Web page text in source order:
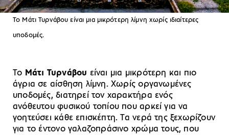
Το Μάτι Τυρνάβου είναι μια μικρότερη λίμνη χωρίς ιδιαίτερες
υποδομές.
Το Μάτι Τυρνάβου είναι μια μικρότερη και πιο
άγρια σε αίσθηση λίμνη. Χωρίς οργανωμένες
υποδομές, διατηρεί τον χαρακτήρα ενός
ανόθευτου φυσικού τοπίου που αρκεί για να
γοητεύσει κάθε επισκέπτη. Τα νερά της ξεχωρίζουν
για το έντονο γαλαζοπράσινο χρώμα τους, που